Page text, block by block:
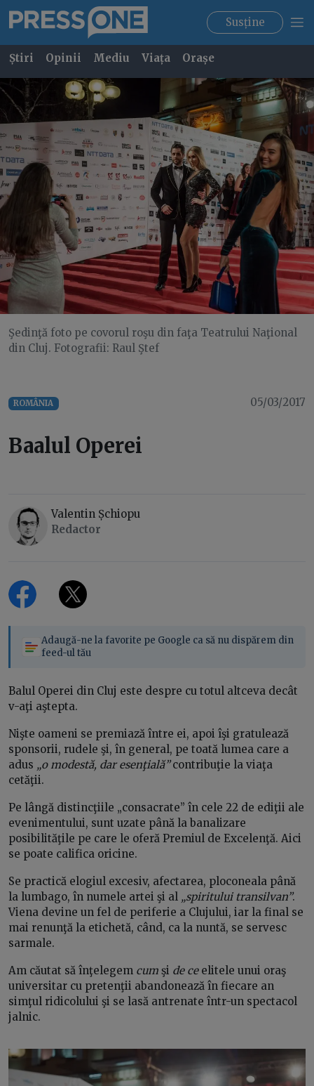
Susține
Știri Opinii Mediu Viața Orașe
Şedinţă foto pe covorul roşu din faţa Teatrului Naţional
din Cluj. Fotografii: Raul Ştef
ROMÂNIA 05/03/2017
Baalul Operei
Valentin Șchiopu
Redactor
Adaugă-ne la favorite pe Google ca să nu dispărem din
feed-ul tău
Balul Operei din Cluj este despre cu totul altceva decât
v-aţi aştepta.
Nişte oameni se premiază între ei, apoi îşi gratulează
sponsorii, rudele şi, în general, pe toată lumea care a
adus „o modestă, dar esenţială”contribuţie la viaţa
cetăţii.
Pe lângă distincţiile „consacrate” în cele 22 de ediţii ale
evenimentului, sunt uzate până la banalizare
posibilităţile pe care le oferă Premiul de Excelenţă. Aici
se poate califica oricine.
Se practică elogiul excesiv, afectarea, ploconeala până
la lumbago, în numele artei şi al „spiritului transilvan”.
Viena devine un fel de periferie a Clujului, iar la final se
mai renunţă la etichetă, când, ca la nuntă, se servesc
sarmale.
Am căutat să înţelegem cum şi de ceelitele unui oraş
universitar cu pretenţii abandonează în fiecare an
simţul ridicolului şi se lasă antrenate într-un spectacol
jalnic.